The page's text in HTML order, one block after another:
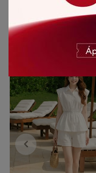
CÓ THỂ